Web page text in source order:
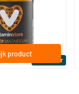
Bestseller
product